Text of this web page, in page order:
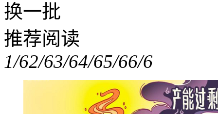
换一批
推荐阅读
1/62/63/64/65/66/6